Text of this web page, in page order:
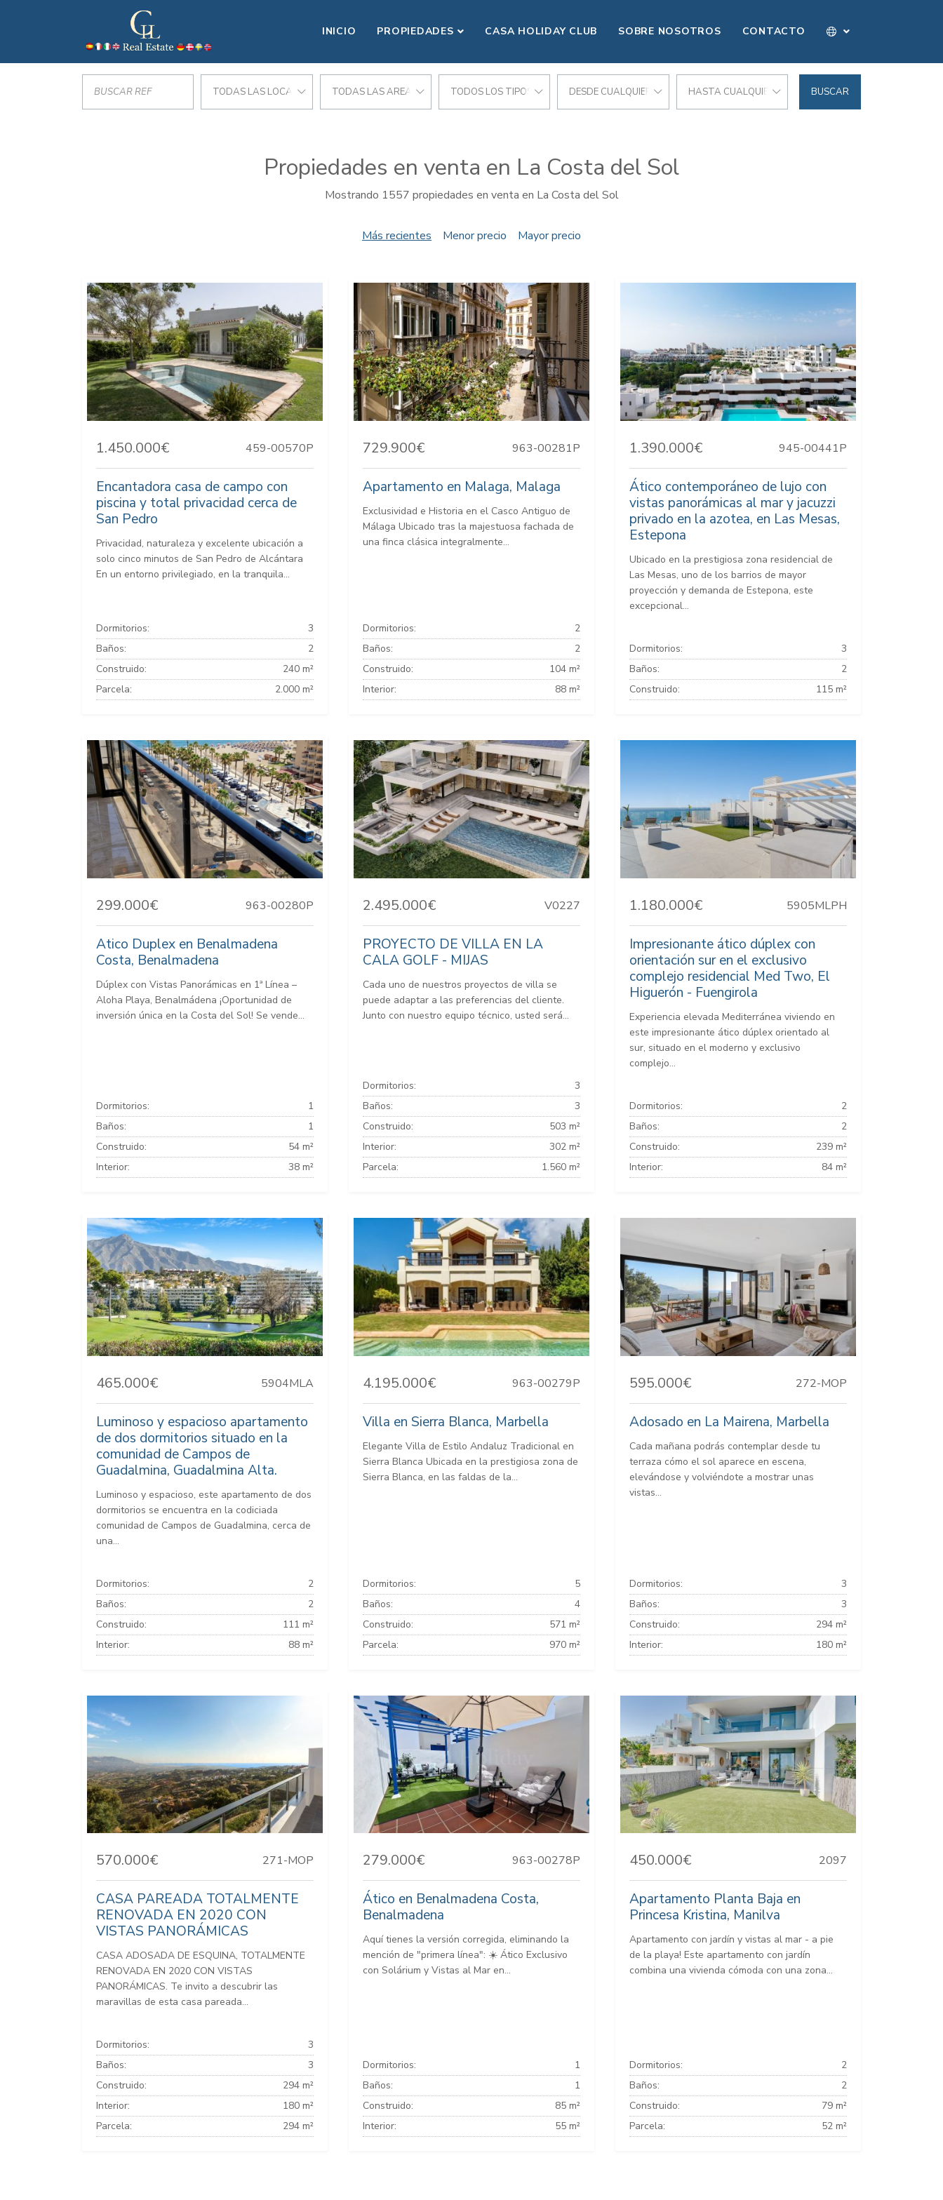
INICIO PROPIEDADES CASA HOLIDAY CLUB SOBRE NOSOTROS CONTACTO
TODAS LAS LOCALIZACIONESTODAS LAS AREAS TODOS LOS TIPOS DESDE CUALQUIER PRECIO HASTA CUALQUIER PRECIO BUSCAR
Propiedades en venta en La Costa del Sol
Mostrando 1557 propiedades en venta en La Costa del Sol
Más recientes Menor precio Mayor precio
1.450.000€ 459-00570P
Encantadora casa de campo con
piscina y total privacidad cerca de
San Pedro
Privacidad, naturaleza y excelente ubicación a
solo cinco minutos de San Pedro de Alcántara
En un entorno privilegiado, en la tranquila...
Dormitorios:
3
Baños:
2
Construido:
240 m²
Parcela:
2.000 m²
729.900€ 963-00281P
Apartamento en Malaga, Malaga
Exclusividad e Historia en el Casco Antiguo de
Málaga Ubicado tras la majestuosa fachada de
una finca clásica integralmente...
Dormitorios:
2
Baños:
2
Construido:
104 m²
Interior:
88 m²
1.390.000€ 945-00441P
Ático contemporáneo de lujo con
vistas panorámicas al mar y jacuzzi
privado en la azotea, en Las Mesas,
Estepona
Ubicado en la prestigiosa zona residencial de
Las Mesas, uno de los barrios de mayor
proyección y demanda de Estepona, este
excepcional...
Dormitorios:
3
Baños:
2
Construido:
115 m²
299.000€ 963-00280P
Atico Duplex en Benalmadena
Costa, Benalmadena
Dúplex con Vistas Panorámicas en 1ª Línea –
Aloha Playa, Benalmádena ¡Oportunidad de
inversión única en la Costa del Sol! Se vende...
Dormitorios:
1
Baños:
1
Construido:
54 m²
Interior:
38 m²
2.495.000€ V0227
PROYECTO DE VILLA EN LA
CALA GOLF - MIJAS
Cada uno de nuestros proyectos de villa se
puede adaptar a las preferencias del cliente.
Junto con nuestro equipo técnico, usted será...
Dormitorios:
3
Baños:
3
Construido:
503 m²
Interior:
302 m²
Parcela:
1.560 m²
1.180.000€ 5905MLPH
Impresionante ático dúplex con
orientación sur en el exclusivo
complejo residencial Med Two, El
Higuerón - Fuengirola
Experiencia elevada Mediterránea viviendo en
este impresionante ático dúplex orientado al
sur, situado en el moderno y exclusivo
complejo...
Dormitorios:
2
Baños:
2
Construido:
239 m²
Interior:
84 m²
465.000€ 5904MLA
Luminoso y espacioso apartamento
de dos dormitorios situado en la
comunidad de Campos de
Guadalmina, Guadalmina Alta.
Luminoso y espacioso, este apartamento de dos
dormitorios se encuentra en la codiciada
comunidad de Campos de Guadalmina, cerca de
una...
Dormitorios:
2
Baños:
2
Construido:
111 m²
Interior:
88 m²
4.195.000€ 963-00279P
Villa en Sierra Blanca, Marbella
Elegante Villa de Estilo Andaluz Tradicional en
Sierra Blanca Ubicada en la prestigiosa zona de
Sierra Blanca, en las faldas de la...
Dormitorios:
5
Baños:
4
Construido:
571 m²
Parcela:
970 m²
595.000€ 272-MOP
Adosado en La Mairena, Marbella
Cada mañana podrás contemplar desde tu
terraza cómo el sol aparece en escena,
elevándose y volviéndote a mostrar unas
vistas...
Dormitorios:
3
Baños:
3
Construido:
294 m²
Interior:
180 m²
570.000€ 271-MOP
CASA PAREADA TOTALMENTE
RENOVADA EN 2020 CON
VISTAS PANORÁMICAS
CASA ADOSADA DE ESQUINA, TOTALMENTE
RENOVADA EN 2020 CON VISTAS
PANORÁMICAS. Te invito a descubrir las
maravillas de esta casa pareada...
Dormitorios:
3
Baños:
3
Construido:
294 m²
Interior:
180 m²
Parcela:
294 m²
279.000€ 963-00278P
Ático en Benalmadena Costa,
Benalmadena
Aquí tienes la versión corregida, eliminando la
mención de "primera línea": ☀️ Ático Exclusivo
con Solárium y Vistas al Mar en...
Dormitorios:
1
Baños:
1
Construido:
85 m²
Interior:
55 m²
450.000€ 2097
Apartamento Planta Baja en
Princesa Kristina, Manilva
Apartamento con jardín y vistas al mar - a pie
de la playa! Este apartamento con jardín
combina una vivienda cómoda con una zona...
Dormitorios:
2
Baños:
2
Construido:
79 m²
Parcela:
52 m²